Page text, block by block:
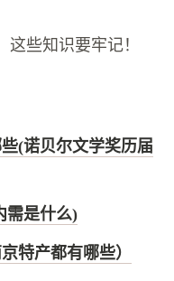
这些知识要牢记！
(诺贝尔文学奖历届
需是什么)
特产都有哪些）